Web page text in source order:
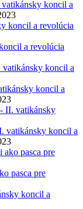
koncil a
a revolúcia
koncil a
vatikánsky koncil a
pasca pre